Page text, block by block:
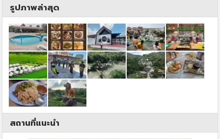
รูปภาพล่าสุด
สถานที่แนะนำ